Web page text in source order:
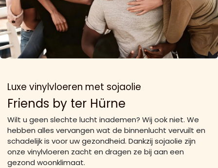
Luxe vinylvloeren met sojaolie
Friends by ter Hürne
Wilt u geen slechte lucht inademen? Wij ook niet. We
hebben alles vervangen wat de binnenlucht vervuilt en
schadelijk is voor uw gezondheid. Dankzij sojaolie zijn
onze vinylvloeren zacht en dragen ze bij aan een
gezond woonklimaat.